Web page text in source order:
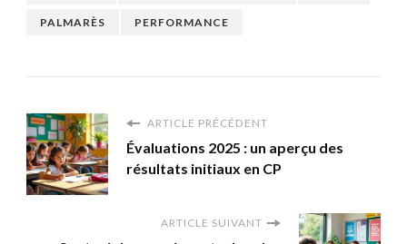
PALMARÈS PERFORMANCE
ARTICLE PRÉCÉDENT
Évaluations 2025 : un aperçu des
résultats initiaux en CP
ARTICLE SUIVANT